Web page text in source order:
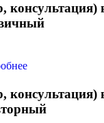
консультация)
консультация)